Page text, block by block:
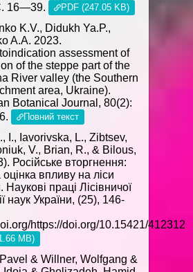
16—39.
PDF (247.05 KB)
K.V., Didukh Ya.P.,
A.A. 2023.
assessment of
of the steppe part of the
River valley (the Southern
area, Ukraine).
Botanical Journal, 80(2):
Повний текст
I., Iavorivska, L., Zibtsev,
V., Brian, R., & Bilous,
Російське вторгнення:
впливу на ліси
Наукові праці Лісівничої
наук України, (25), 146-
https://doi.org/10.15421/412312
MB)
& Willner, Wolfgang &